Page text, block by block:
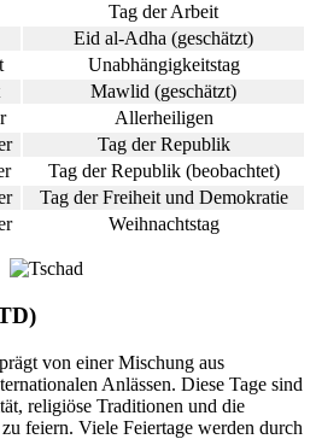
Tag der Arbeit
Eid al-Adha (geschätzt)
Unabhängigkeitstag
Mawlid (geschätzt)
Allerheiligen
Tag der Republik
Tag der Republik (beobachtet)
Tag der Freiheit und Demokratie
Weihnachtstag
von einer Mischung aus
Anlässen. Diese Tage sind
religiöse Traditionen und die
feiern. Viele Feiertage werden durch